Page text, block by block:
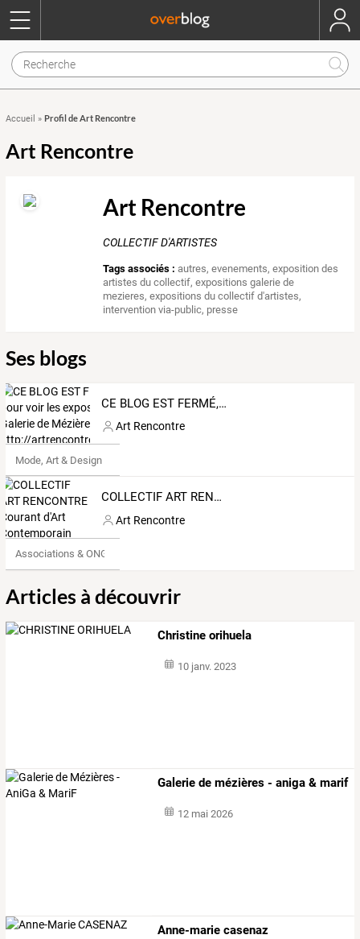
Accueil » Profil de Art Rencontre
Art Rencontre
Art Rencontre
COLLECTIF D'ARTISTES
Tags associés : autres,evenements,exposition des
artistes du collectif,expositions galerie de
mezieres,expositions du collectif d'artistes,
intervention via-public, presse
Ses blogs
CE BLOG EST FERMÉ, pour voir les expositions Galerie de Mézières : voir http://artrencontre.over-blog.com
Art Rencontre
Mode, Art & Design
COLLECTIF ART RENCONTRE Courant d'Art Contemporain
Art Rencontre
Associations & ONG
Articles à découvrir
Christine orihuela
10 janv. 2023
Galerie de mézières - aniga & marif
12 mai 2026
Anne-marie casenaz